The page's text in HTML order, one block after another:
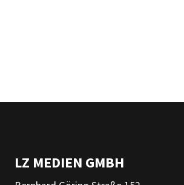
LZ MEDIEN GMBH